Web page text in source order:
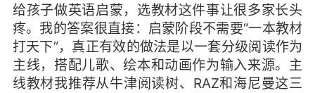
给孩子做英语启蒙，选教材这件事让很多家长头
疼。我的答案很直接：启蒙阶段不需要“一本教材
打天下”，真正有效的做法是以一套分级阅读作为
主线，搭配儿歌、绘本和动画作为输入来源。主
线教材我推荐从牛津阅读树、RAZ和海尼曼这三